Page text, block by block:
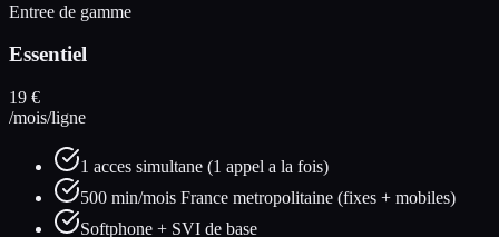
Entree de gamme
Essentiel
19 €
/mois/ligne
1 acces simultane (1 appel a la fois)
500 min/mois France metropolitaine (fixes + mobiles)
Softphone + SVI de base